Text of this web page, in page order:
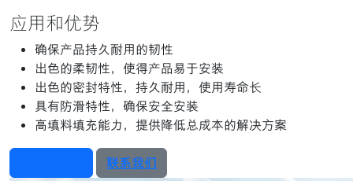
应用和优势
确保产品持久耐用的韧性
出色的柔韧性，使得产品易于安装
出色的密封特性，持久耐用，使用寿命长
具有防滑特性，确保安全安装
高填料填充能力，提供降低总成本的解决方案
联系我们